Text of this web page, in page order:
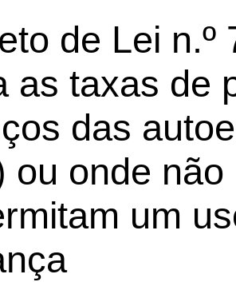
de Lei
as taxas de
das
ou onde
um